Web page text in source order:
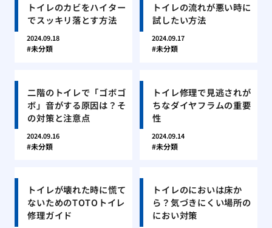
トイレのカビをハイター
でスッキリ落とす方法
2024.09.18
未分類
トイレの流れが悪い時に
試したい方法
2024.09.17
未分類
二階のトイレで「ゴボゴ
ボ」音がする原因は？そ
の対策と注意点
2024.09.16
未分類
トイレ修理で見逃されが
ちなダイヤフラムの重要
性
2024.09.14
未分類
トイレが壊れた時に慌て
ないためのTOTOトイレ
修理ガイド
トイレのにおいは床か
ら？気づきにくい場所の
におい対策